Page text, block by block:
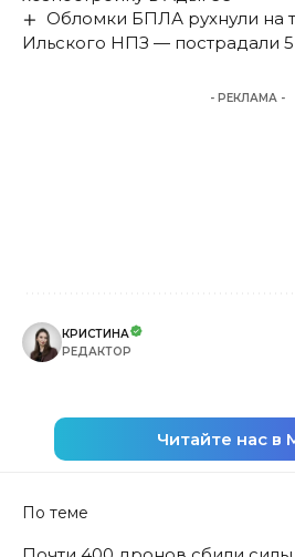
Обломки БПЛА рухнули на
Ильского НПЗ — пострадали
- РЕКЛАМА -
КРИСТИНА
РЕДАКТОР
Читайте нас в
По теме